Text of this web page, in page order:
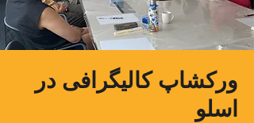
ورکشاپ کالیگرافی در
اسلو